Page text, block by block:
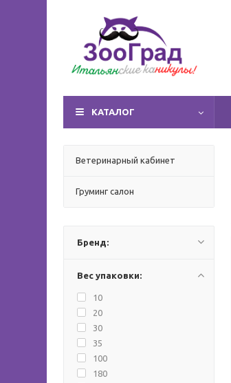
КАТАЛОГ
Ветеринарный кабинет
Груминг салон
Бренд:
Вес упаковки:
10
20
30
35
100
180